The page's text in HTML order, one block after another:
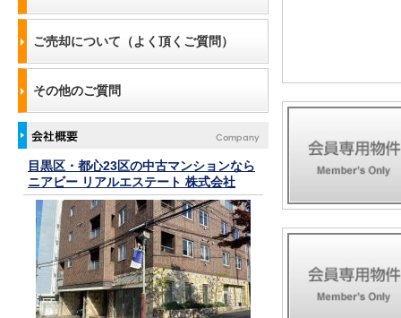
ご売却について（よく頂くご質問）
その他のご質問
目黒区・都心23区の中古マンションなら
ニアビー リアルエステート 株式会社